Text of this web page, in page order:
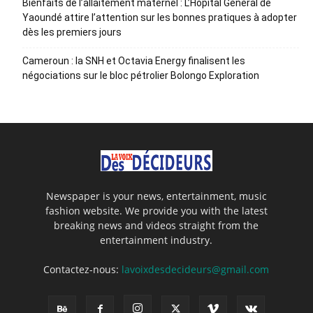
Bienfaits de l’allaitement maternel : L’Hôpital Général de
Yaoundé attire l’attention sur les bonnes pratiques à adopter
dès les premiers jours
Cameroun : la SNH et Octavia Energy finalisent les
négociations sur le bloc pétrolier Bolongo Exploration
Newspaper is your news, entertainment, music
fashion website. We provide you with the latest
breaking news and videos straight from the
entertainment industry.
Contactez-nous: lavoixdesdecideurs@gmail.com